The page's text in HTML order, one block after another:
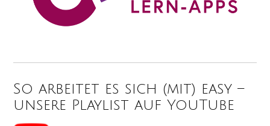
So arbeitet es sich (mit) easy –
unsere Playlist auf YouTube